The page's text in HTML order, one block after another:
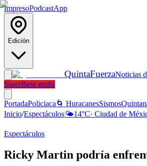
ImpresoPodcastApp
Edición
QuintaFuerzaNoticias
Suscríbete gratis
PortadaPoliciaca 🌀 HuracanesSismos
Inicio/Espectáculos🌤️14°C· Ciudad de
Espectáculos
Ricky Martin podría